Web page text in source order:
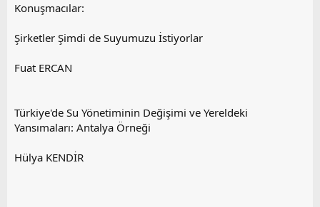
Konuşmacılar:
Şirketler Şimdi de Suyumuzu İstiyorlar
Fuat ERCAN
Türkiye'de Su Yönetiminin Değişimi ve Yereldeki
Yansımaları: Antalya Örneği
Hülya KENDİR